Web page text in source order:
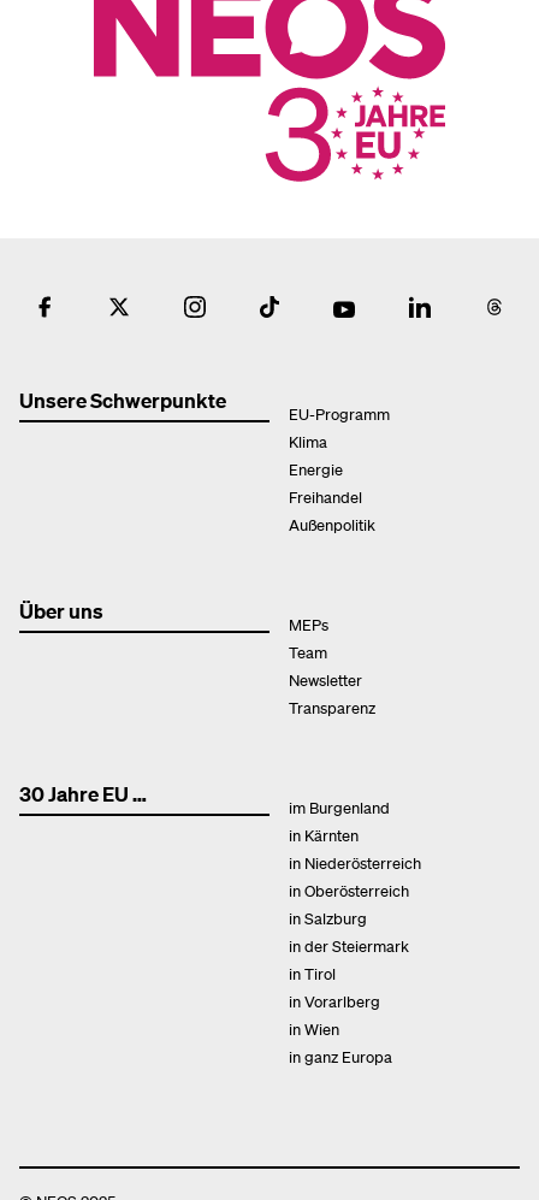
Unsere Schwerpunkte
EU-Programm
Klima
Energie
Freihandel
Außenpolitik
Über uns
MEPs
Team
Newsletter
Transparenz
30 Jahre EU …
im Burgenland
in Kärnten
in Niederösterreich
in Oberösterreich
in Salzburg
in der Steiermark
in Tirol
in Vorarlberg
in Wien
in ganz Europa